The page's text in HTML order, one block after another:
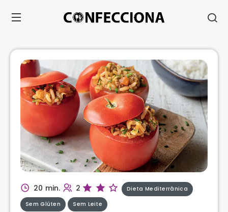
20 min. 2 Dieta Mediterrânica
Sem Glúten Sem Leite